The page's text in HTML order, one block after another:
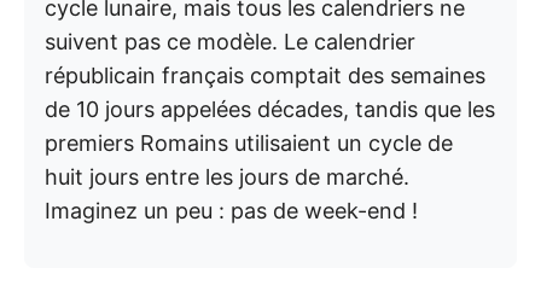
cycle lunaire, mais tous les calendriers ne
suivent pas ce modèle. Le calendrier
républicain français comptait des semaines
de 10 jours appelées décades, tandis que les
premiers Romains utilisaient un cycle de
huit jours entre les jours de marché.
Imaginez un peu : pas de week-end !